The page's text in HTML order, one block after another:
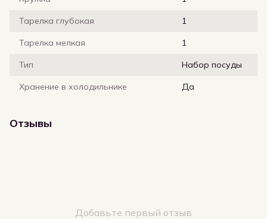
Тарелка глубокая 1
Тарелка мелкая 1
Тип Набор посуды
Хранение в холодильнике Да
Отзывы
Добавьте первый отзыв